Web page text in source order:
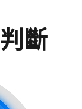
斷